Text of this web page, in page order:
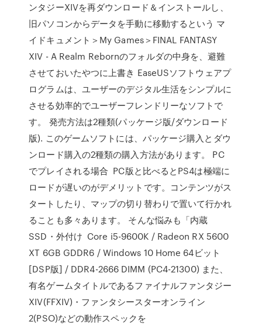
ンタジーXIVを再ダウンロード＆インストールし、
旧パソコンからデータを手動に移動するという マ
イドキュメント＞My Games＞FINAL FANTASY
XIV - A Realm Rebornのフォルダの中身を、避難
させておいたやつに上書き EaseUSソフトウェアプ
ログラムは、ユーザーのデジタル生活をシンプルに
させる効率的でユーザーフレンドリーなソフトで
す。 発売方法は2種類(パッケージ版/ダウンロード
版). このゲームソフトには、パッケージ購入とダウ
ンロード購入の2種類の購入方法があります。 PC
でプレイされる場合 PC版と比べるとPS4は極端に
ロードが遅いのがデメリットです。コンテンツがス
タートしたり、マップの切り替わりで置いて行かれ
ることも多々あります。 そんな悩みも「内蔵
SSD・外付け Core i5-9600K / Radeon RX 5600
XT 6GB GDDR6 / Windows 10 Home 64ビット
[DSP版] / DDR4-2666 DIMM (PC4-21300) また、
有名ゲームタイトルであるファイナルファンタジー
XIV(FFXIV)・ファンタシースターオンライン
2(PSO)などの動作スペックを